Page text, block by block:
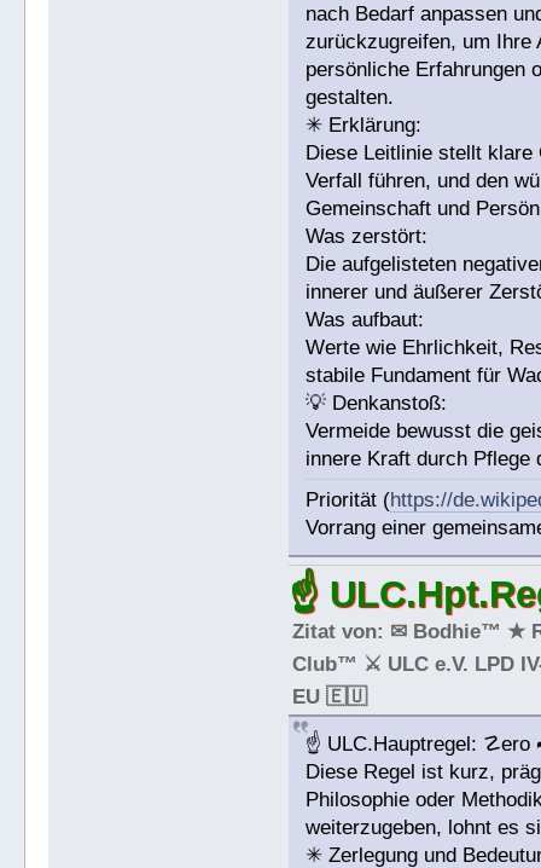
nach Bedarf anpassen
zurückzugreifen, um Ihre
persönliche Erfahrungen
gestalten.
✳ Erklärung:
Diese Leitlinie stellt
Verfall führen, und den
Gemeinschaft und
Was zerstört:
Die aufgelisteten
innerer und äußerer
Was aufbaut:
Werte wie Ehrlichkeit,
stabile Fundament für
💡 Denkanstoß:
Vermeide bewusst die
innere Kraft durch
Priorität (https://
Vorrang einer
☝
Zitat von: ✉ Bodhie™ ★
Club™ ⚔ ULC e.V. LPD
EU 🇪🇺
☝ ULC.Hauptregel: ☡ero
Diese Regel ist kurz,
Philosophie oder
weiterzugeben, lohnt es
✳ Zerlegung und